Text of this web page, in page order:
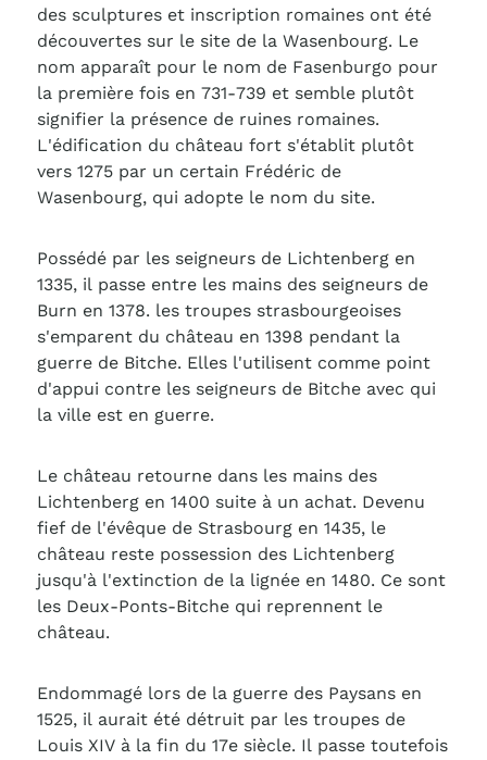
des sculptures et inscription romaines ont été
découvertes sur le site de la Wasenbourg. Le
nom apparaît pour le nom de Fasenburgo pour
la première fois en 731-739 et semble plutôt
signifier la présence de ruines romaines.
L'édification du château fort s'établit plutôt
vers 1275 par un certain Frédéric de
Wasenbourg, qui adopte le nom du site.
Possédé par les seigneurs de Lichtenberg en
1335, il passe entre les mains des seigneurs de
Burn en 1378. les troupes strasbourgeoises
s'emparent du château en 1398 pendant la
guerre de Bitche. Elles l'utilisent comme point
d'appui contre les seigneurs de Bitche avec qui
la ville est en guerre.
Le château retourne dans les mains des
Lichtenberg en 1400 suite à un achat. Devenu
fief de l'évêque de Strasbourg en 1435, le
château reste possession des Lichtenberg
jusqu'à l'extinction de la lignée en 1480. Ce sont
les Deux-Ponts-Bitche qui reprennent le
château.
Endommagé lors de la guerre des Paysans en
1525, il aurait été détruit par les troupes de
Louis XIV à la fin du 17e siècle. Il passe toutefois